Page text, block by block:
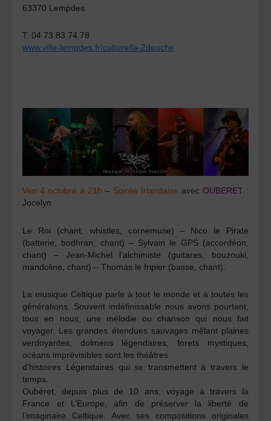
63370 Lempdes
T. 04 73 83 74 78
www.ville-lempdes.fr/culture/la-2deuche
Ven 4 octobre à 21h – Soirée Irlandaise avecOUBERET :
Jocelyn
Le Roi (chant, whistles, cornemuse) – Nico le Pirate
(batterie, bodhran, chant) – Sylvain le GPS(accordéon,
chant) – Jean-Michel l’alchimiste (guitares, bouzouki,
mandoline, chant) –Thomas le fripier (basse, chant).
La musique Celtique parle à tout le monde et à toutes les
générations. Souvent indéfinissable nous avons pourtant,
tous en nous, une mélodie ou chanson qui nous fait
voyager. Les grandes étendues sauvages mêlant plaines
verdoyantes, dolmens légendaires, forets mystiques,
océans imprévisibles sont les théâtres
d’histoires Légendaires qui se transmettent à travers le
temps.
Oubéret, depuis plus de 10 ans, voyage à travers la
France et L’Europe, afin de préserver la liberté de
l’imaginaire Celtique. Avec ses compositions originales